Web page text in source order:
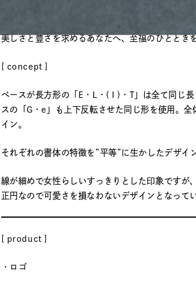
美しさと豊さを求めるあなたへ、至福のひととき
[ concept ]
ベースが長方形の「E・L・( I )・T」は全て同じ
スの「G・e」も上下反転させた同じ形を使用。
イン。
それぞれの書体の特徴を”平等”に生かしたデザイ
線が細めで女性らしいすっきりとした印象ですが
正円なので可愛さを損なわないデザインとなって
[ product ]
・ロゴ